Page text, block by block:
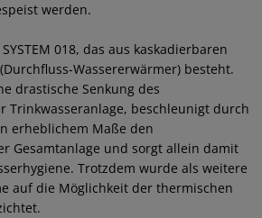
werden.
018, das aus kaskadierbaren
Wassererwärmer) besteht.
drastische Senkung des
Trinkwasseranlage, beschleunigt durch
erheblichem Maße den
Gesamtanlage und sorgt allein damit
Trotzdem wurde als weitere
auf die Möglichkeit der thermischen